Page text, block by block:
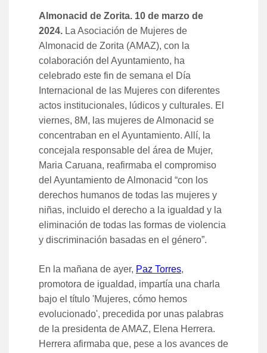
Almonacid de Zorita. 10 de marzo de
2024. La Asociación de Mujeres de
Almonacid de Zorita (AMAZ), con la
colaboración del Ayuntamiento, ha
celebrado este fin de semana el Día
Internacional de las Mujeres con diferentes
actos institucionales, lúdicos y culturales. El
viernes, 8M, las mujeres de Almonacid se
concentraban en el Ayuntamiento. Allí, la
concejala responsable del área de Mujer,
Maria Caruana, reafirmaba el compromiso
del Ayuntamiento de Almonacid “con los
derechos humanos de todas las mujeres y
niñas, incluido el derecho a la igualdad y la
eliminación de todas las formas de violencia
y discriminación basadas en el género”.
En la mañana de ayer, Paz Torres,
promotora de igualdad, impartía una charla
bajo el título 'Mujeres, cómo hemos
evolucionado', precedida por unas palabras
de la presidenta de AMAZ, Elena Herrera.
Herrera afirmaba que, pese a los avances de